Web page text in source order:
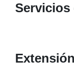
Servicios